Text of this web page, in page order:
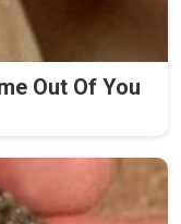
Out Of You